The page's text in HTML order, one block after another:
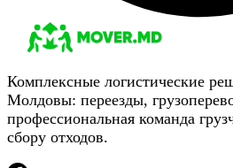
Комплексные логистические
Молдовы: переезды,
профессиональная команда
сбору отходов.